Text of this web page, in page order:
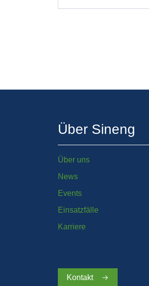
Über Sineng
Über uns
News
Events
Einsatzfälle
Karriere
Kontakt